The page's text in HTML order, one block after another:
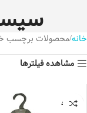
خانهمحصولات برچسب
مشاهده فیلترها
ناموجود